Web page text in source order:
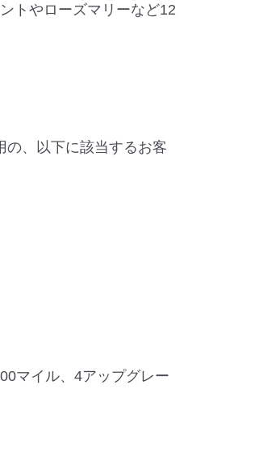
トやローズマリーなど12
の、以下に該当するお客
マイル、4アップグレー